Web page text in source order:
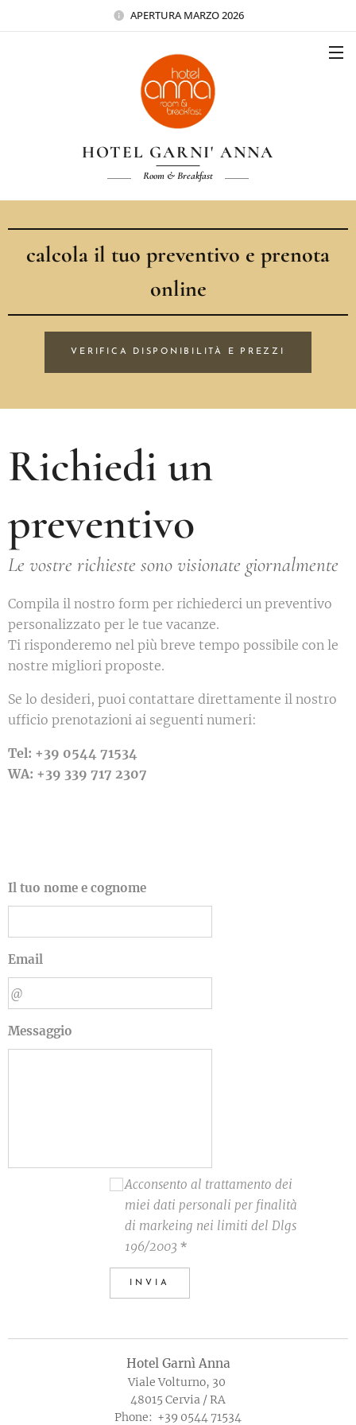
APERTURA MARZO 2026
HOTEL GARNI' ANNA
Room & Breakfast
calcola il tuo preventivo e prenota
online
VERIFICA DISPONIBILITÀ E PREZZI
Richiedi un
preventivo
Le vostre richieste sono visionate giornalmente
Compila il nostro form per richiederci un preventivo
personalizzato per le tue vacanze.
Ti risponderemo nel più breve tempo possibile con le
nostre migliori proposte.
Se lo desideri, puoi contattare direttamente il nostro
ufficio prenotazioni ai seguenti numeri:
Tel: +39 0544 71534
WA: +39 339 717 2307
Il tuo nome e cognome
Email
Messaggio
Acconsento al trattamento dei
miei dati personali per finalità
di markeing nei limiti del Dlgs
196/2003
INVIA
Hotel Garnì Anna
Viale Volturno, 30
48015 Cervia / RA
Phone: +39 0544 71534